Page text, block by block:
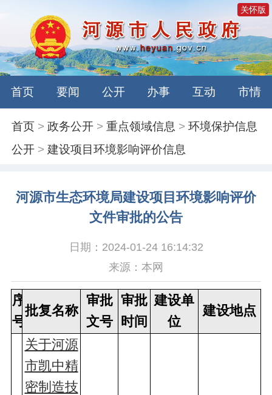
关怀版
首页 要闻 公开 办事 互动 市情
首页 >政务公开 >重点领域信息 >环境保护信息
公开 >建设项目环境影响评价信息
河源市生态环境局建设项目环境影响评价
文件审批的公告
日期：2024-01-24 16:14:32
来源：本网
序
号
批复名称
审批
文号
审批
时间
建设单
位
建设地点
关于河源
市凯中精
密制造技